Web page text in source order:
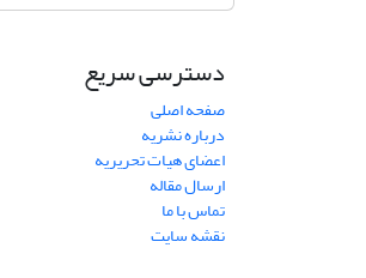
دسترسی سریع
صفحه اصلی
درباره نشریه
اعضای هیات تحریریه
ارسال مقاله
تماس با ما
نقشه سایت